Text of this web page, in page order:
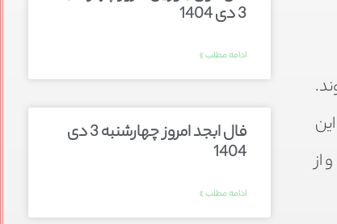
از
3 دی 1404
ادامه مطلب »
فال ابجد امروز چهارشنبه 3 دی
1404
ادامه مطلب »